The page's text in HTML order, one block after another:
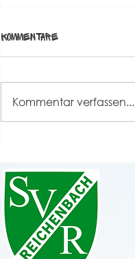
Kommentare
Kommentar verfassen...